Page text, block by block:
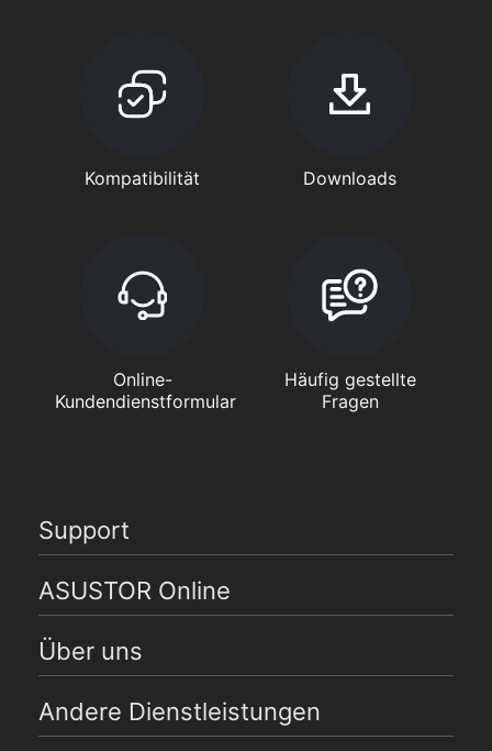
Kompatibilität Downloads
Online-
Kundendienstformular
Häufig gestellte
Fragen
Support
ASUSTOR Online
Über uns
Andere Dienstleistungen